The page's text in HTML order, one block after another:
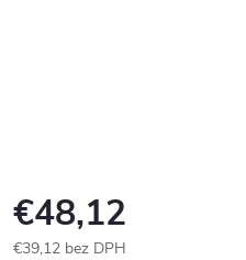
€48,12
€39,12 bez DPH